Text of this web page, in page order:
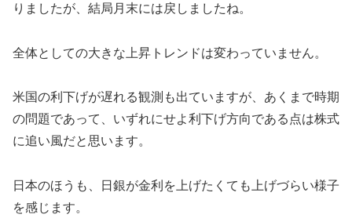
りましたが、結局月末には戻しましたね。
全体としての大きな上昇トレンドは変わっていません。
米国の利下げが遅れる観測も出ていますが、あくまで時期
の問題であって、いずれにせよ利下げ方向である点は株式
に追い風だと思います。
日本のほうも、日銀が金利を上げたくても上げづらい様子
を感じます。